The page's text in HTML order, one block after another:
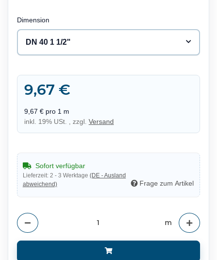
Dimension
DN 40 1 1/2"
9,67 €
9,67 € pro 1 m
inkl. 19% USt. , zzgl. Versand
Sofort verfügbar
Lieferzeit: 2 - 3 Werktage (DE - Ausland
abweichend)
Frage zum Artikel
m